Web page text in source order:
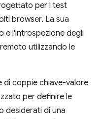
per i test
browser. La sua
e l'introspezione degli
utilizzando le
di coppie chiave-valore
per definire le
desiderati di una